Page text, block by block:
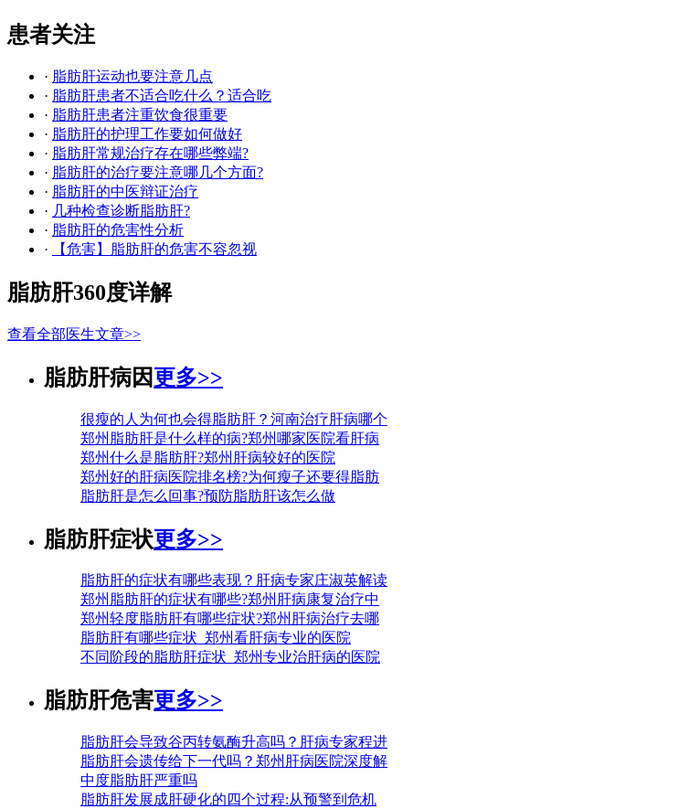
患者关注
· 脂肪肝运动也要注意几点
· 脂肪肝患者不适合吃什么？适合吃
· 脂肪肝患者注重饮食很重要
· 脂肪肝的护理工作要如何做好
· 脂肪肝常规治疗存在哪些弊端?
· 脂肪肝的治疗要注意哪几个方面?
· 脂肪肝的中医辩证治疗
· 几种检查诊断脂肪肝?
· 脂肪肝的危害性分析
·
【危害】脂肪肝的危害不容忽视
脂肪肝360度详解
查看全部医生文章>>
脂肪肝病因更多>>
很瘦的人为何也会得脂肪肝？河南治疗肝病哪个
郑州脂肪肝是什么样的病?郑州哪家医院看肝病
郑州什么是脂肪肝?郑州肝病较好的医院
郑州好的肝病医院排名榜?为何瘦子还要得脂肪
脂肪肝是怎么回事?预防脂肪肝该怎么做
脂肪肝症状更多>>
脂肪肝的症状有哪些表现？肝病专家庄淑英解读
郑州脂肪肝的症状有哪些?郑州肝病康复治疗中
郑州轻度脂肪肝有哪些症状?郑州肝病治疗去哪
脂肪肝有哪些症状_郑州看肝病专业的医院
不同阶段的脂肪肝症状_郑州专业治肝病的医院
脂肪肝危害更多>>
脂肪肝会导致谷丙转氨酶升高吗？肝病专家程进
脂肪肝会遗传给下一代吗？郑州肝病医院深度解
中度脂肪肝严重吗
脂肪肝发展成肝硬化的四个过程:从预警到危机